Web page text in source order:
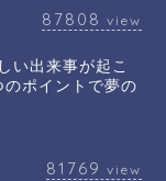
87808 view
い出来事が起こ
ポイントで夢の
81769 view